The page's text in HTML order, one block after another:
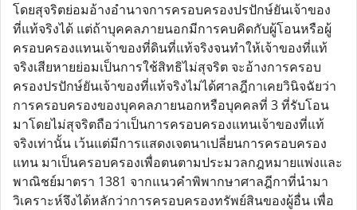
โดยสุจริตย่อมอ้างอำนาจการครอบครองปรปักษ์ยันเจ้าของ
ที่แท้จริงได้ แต่ถ้าบุคคลภายนอกมีการคบคิดกับผู้โอนหรือผู้
ครอบครองแทนเจ้าของที่ดินที่แท้จริงจนทำให้เจ้าของที่แท้
จริงเสียหายย่อมเป็นการใช้สิทธิไม่สุจริต จะอ้างการครอบ
ครองปรปักษ์ยันเจ้าของที่แท้จริงไม่ได้ศาลฎีกาเคยวินิจฉัยว่า
การครอบครองของบุคคลภายนอกหรือบุคคลที่ 3 ที่รับโอน
มาโดยไม่สุจริตถือว่าเป็นการครอบครองแทนเจ้าของที่แท้
จริงเท่านั้น เว้นแต่มีการแสดงเจตนาเปลี่ยนการครอบครอง
แทน มาเป็นครอบครองเพื่อตนตามประมวลกฎหมายแพ่งและ
พาณิชย์มาตรา 1381 จากแนวคำพิพากษาศาลฎีกาที่นำมา
วิเคราะห์จึงได้หลักว่าการครอบครองทรัพย์สินของผู้อื่น เพื่อ